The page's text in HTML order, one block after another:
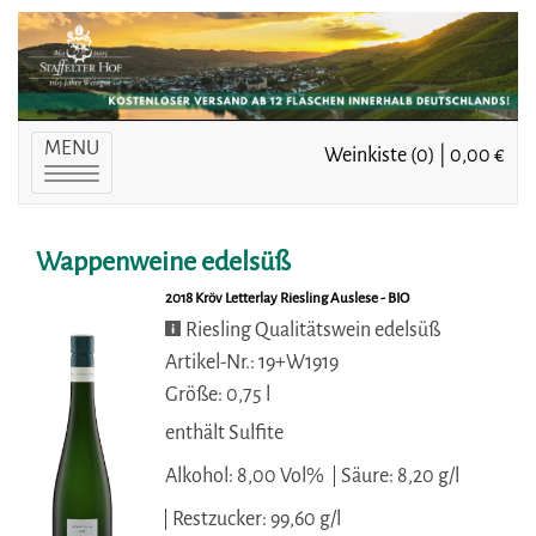
MENU
Toggle
navigation
Weinkiste (0) | 0,00 €
Wappenweine edelsüß
2018 Kröv Letterlay Riesling Auslese - BIO
Riesling Qualitätswein edelsüß
Artikel-Nr.: 19+W1919
Größe: 0,75 l
enthält Sulfite
Alkohol: 8,00 Vol%
Säure: 8,20 g/l
Restzucker: 99,60 g/l